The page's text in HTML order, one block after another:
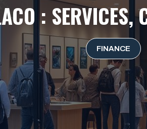
: SERVICES,
FINANCE